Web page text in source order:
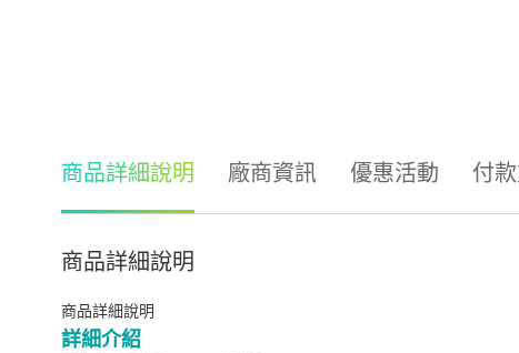
商品詳細說明 廠商資訊 優惠活動 付
商品詳細說明
商品詳細說明
詳細介紹